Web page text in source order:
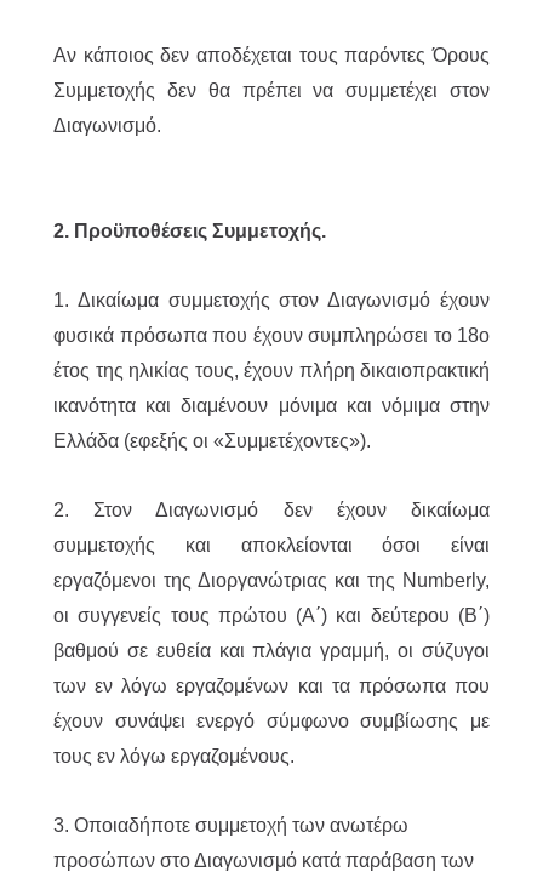
Αν κάποιος δεν αποδέχεται τους παρόντες Όρους
Συμμετοχής δεν θα πρέπει να συμμετέχει στον
Διαγωνισμό.
2. Προϋποθέσεις Συμμετοχής.
1. Δικαίωμα συμμετοχής στον Διαγωνισμό έχουν
φυσικά πρόσωπα που έχουν συμπληρώσει το 18ο
έτος της ηλικίας τους, έχουν πλήρη δικαιοπρακτική
ικανότητα και διαμένουν μόνιμα και νόμιμα στην
Ελλάδα (εφεξής οι «Συμμετέχοντες»).
2. Στον Διαγωνισμό δεν έχουν δικαίωμα
συμμετοχής και αποκλείονται όσοι είναι
εργαζόμενοι της Διοργανώτριας και της Numberly,
οι συγγενείς τους πρώτου (Α΄) και δεύτερου (Β΄)
βαθμού σε ευθεία και πλάγια γραμμή, οι σύζυγοι
των εν λόγω εργαζομένων και τα πρόσωπα που
έχουν συνάψει ενεργό σύμφωνο συμβίωσης με
τους εν λόγω εργαζομένους.
3. Οποιαδήποτε συμμετοχή των ανωτέρω
προσώπων στο Διαγωνισμό κατά παράβαση των